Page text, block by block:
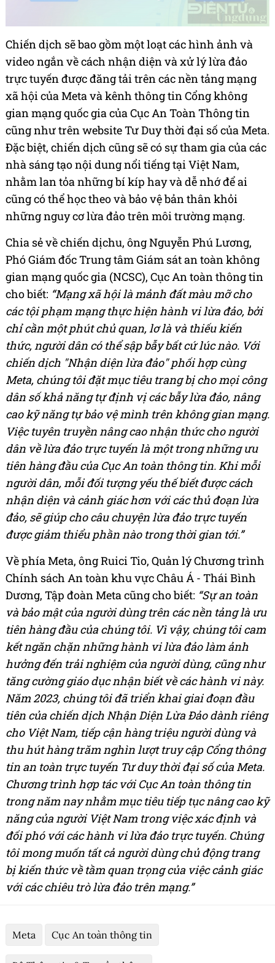
Chiến dịch sẽ bao gồm một loạt các hình ảnh và
video ngắn về cách nhận diện và xử lý lừa đảo
trực tuyến được đăng tải trên các nền tảng mạng
xã hội của Meta và kênh thông tin Cổng không
gian mạng quốc gia của Cục An Toàn Thông tin
cũng như trên website Tư Duy thời đại số của Meta.
Đặc biệt, chiến dịch cũng sẽ có sự tham gia của các
nhà sáng tạo nội dung nổi tiếng tại Việt Nam,
nhằm lan tỏa những bí kíp hay và dễ nhớ để ai
cũng có thể học theo và bảo vệ bản thân khỏi
những nguy cơ lừa đảo trên môi trường mạng.
Chia sẻ về chiến dịchu, ông Nguyễn Phú Lương,
Phó Giám đốc Trung tâm Giám sát an toàn không
gian mạng quốc gia (NCSC), Cục An toàn thông tin
cho biết: “Mạng xã hội là mảnh đất màu mỡ cho
các tội phạm mạng thực hiện hành vi lừa đảo, bởi
chỉ cần một phút chủ quan, lơ là và thiếu kiến
thức, người dân có thể sập bẫy bất cứ lúc nào. Với
chiến dịch "Nhận diện lừa đảo" phối hợp cùng
Meta, chúng tôi đặt mục tiêu trang bị cho mọi công
dân số khả năng tự định vị các bẫy lừa đảo, nâng
cao kỹ năng tự bảo vệ mình trên không gian mạng.
Việc tuyên truyền nâng cao nhận thức cho người
dân về lừa đảo trực tuyến là một trong những ưu
tiên hàng đầu của Cục An toàn thông tin.Khi mỗi
người dân, mỗi đối tượng yếu thế biết được cách
nhận diện và cảnh giác hơn với các thủ đoạn lừa
đảo, sẽ giúp cho câu chuyện lừa đảo trực tuyến
được giảm thiểu phần nào trong thời gian tới.”
Về phía Meta, ông Ruici Tio, Quản lý Chương trình
Chính sách An toàn khu vực Châu Á - Thái Bình
Dương, Tập đoàn Meta cũng cho biết: “Sự an toàn
và bảo mật của người dùng trên các nền tảng là ưu
tiên hàng đầu của chúng tôi. Vì vậy, chúng tôi cam
kết ngăn chặn những hành vi lừa đảo làm ảnh
hưởng đến trải nghiệm của người dùng, cũng như
tăng cường giáo dục nhận biết về các hành vi này.
Năm 2023, chúng tôi đã triển khai giai đoạn đầu
tiên của chiến dịch Nhận Diện Lừa Đảo dành riêng
cho Việt Nam, tiếp cận hàng triệu người dùng và
thu hút hàng trăm nghìn lượt truy cập Cổng thông
tin an toàn trực tuyến Tư duy thời đại số của Meta.
Chương trình hợp tác với Cục An toàn thông tin
trong năm nay nhằm mục tiêu tiếp tục nâng cao kỹ
năng của người Việt Nam trong việc xác định và
đối phó với các hành vi lừa đảo trực tuyến. Chúng
tôi mong muốn tất cả người dùng chủ động trang
bị kiến thức về tầm quan trọng của việc cảnh giác
với các chiêu trò lừa đảo trên mạng.”
Meta Cục An toàn thông tin